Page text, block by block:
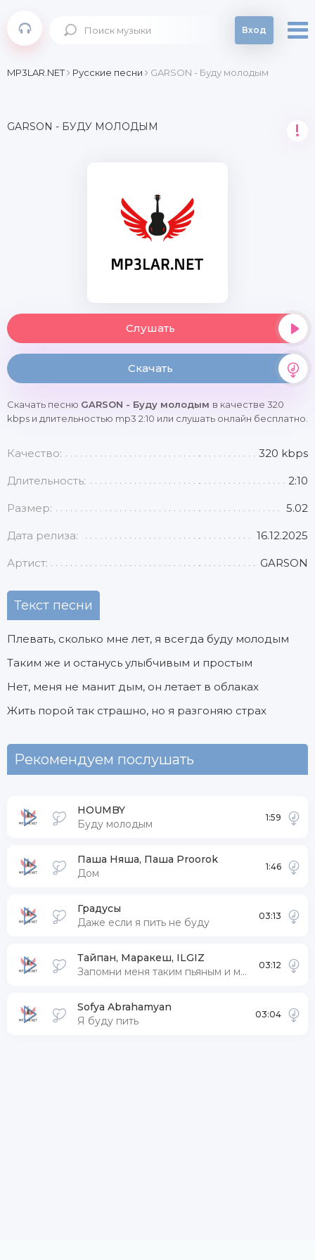
Вход
MP3LAR.NET Русские песни GARSON - Буду молодым
GARSON - БУДУ МОЛОДЫМ !
Слушать
Скачать
Скачать песню GARSON - Буду молодым в качестве 320
kbps и длительностью mp3 2:10 или слушать онлайн бесплатно.
Качество: 320 kbps
Длительность: 2:10
Размер: 5.02
Дата релиза: 16.12.2025
Артист: GARSON
Текст песни
Плевать, сколько мне лет, я всегда буду молодым
Таким же и останусь улыбчивым и простым
Нет, меня не манит дым, он летает в облаках
Жить порой так страшно, но я разгоняю страх
Рекомендуем послушать
HOUMBY
Буду молодым
1:59
Паша Няша, Паша Proorok
Дом
1:46
Градусы
Даже если я пить не буду
03:13
Тайпан, Маракеш, ILGIZ
Запомни меня таким пьяным и молодым
03:12
Sofya Abrahamyan
Я буду пить
03:04